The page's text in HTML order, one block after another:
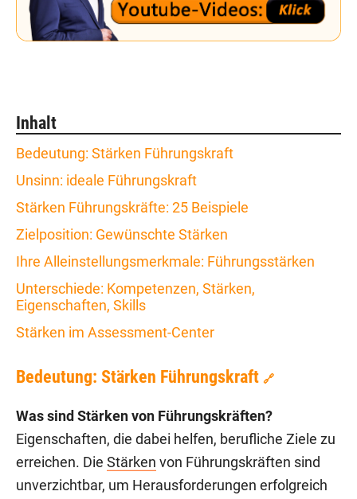
Inhalt
Bedeutung: Stärken Führungskraft
Unsinn: ideale Führungskraft
Stärken Führungskräfte: 25 Beispiele
Zielposition: Gewünschte Stärken
Ihre Alleinstellungsmerkmale: Führungsstärken
Unterschiede: Kompetenzen, Stärken,
Eigenschaften, Skills
Stärken im Assessment-Center
Bedeutung: Stärken Führungskraft 🔗
Was sind Stärken von Führungskräften?
Eigenschaften, die dabei helfen, berufliche Ziele zu
erreichen. Die Stärken von Führungskräften sind
unverzichtbar, um Herausforderungen erfolgreich